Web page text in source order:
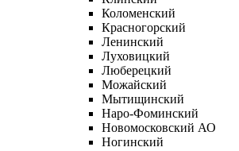
Коломенский
Красногорский
Ленинский
Луховицкий
Люберецкий
Можайский
Мытищинский
Наро-Фоминский
Новомосковский АО
Ногинский